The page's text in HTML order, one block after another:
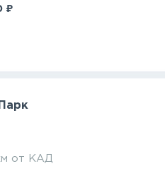
₽
от КАД